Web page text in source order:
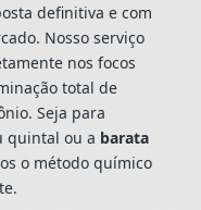
definitiva e com
Nosso serviço
nos focos
total de
Seja para
quintal ou a barata
o método químico